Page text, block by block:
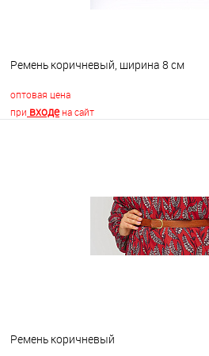
Ремень коричневый, ширина 8 см
оптовая цена
при входена сайт
Ремень коричневый